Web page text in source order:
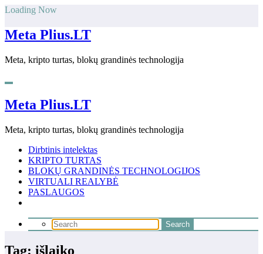
Skip
content
Loading Now
Meta Plius.LT
Meta, kripto turtas, blokų grandinės technologija
Meta Plius.LT
Meta, kripto turtas, blokų grandinės technologija
Dirbtinis intelektas
KRIPTO TURTAS
BLOKŲ GRANDINĖS TECHNOLOGIJOS
VIRTUALI REALYBĖ
PASLAUGOS
Tag: išlaiko